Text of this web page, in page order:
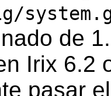
de
Irix 6.2
pasar